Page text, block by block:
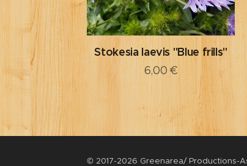
Stokesia laevis "Blue frills"
6,00 €
© 2017-2026 Greenarea/ Productions-